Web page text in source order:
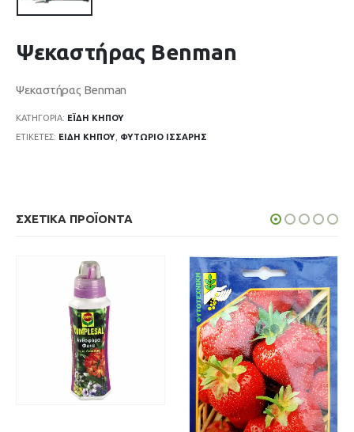
Ψεκαστήρας Benman
Ψεκαστήρας Benman
ΚΑΤΗΓΟΡΊΑ: ΈΙΔΗ ΚΗΠΟΥ
ΕΤΙΚΈΤΕΣ: ΕΊΔΗ ΚΉΠΟΥ ΦΥΤΏΡΙΟ ΙΣΣΑΡΗΣ
ΣΧΕΤΙΚΆ ΠΡΟΪΌΝΤΑ
READ MORE
ΜΕ ΜΙΑ ΜΑΤΙΆ
€1.00